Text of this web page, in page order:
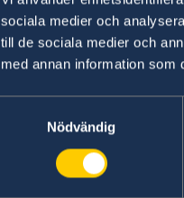
sociala medier och
till de sociala medier och
med annan information som
Nödvändig